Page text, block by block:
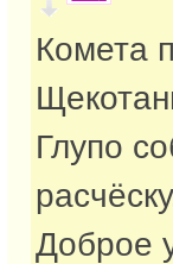
Комета
Глупо
Доброе